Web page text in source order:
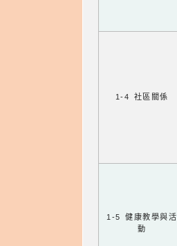
1-4 社區關係
1-5 健康教學與活
動